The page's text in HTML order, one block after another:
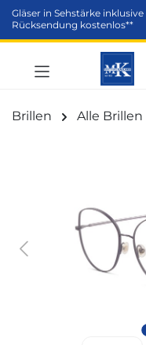
springen
Gläser in Sehstärke
Rücksendung kostenlos**
Brillen Alle Brillen